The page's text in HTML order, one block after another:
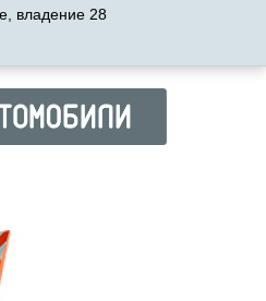
владение 28